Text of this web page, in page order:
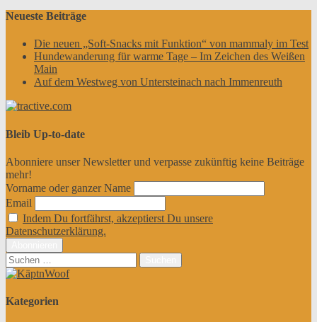
Neueste Beiträge
Die neuen „Soft-Snacks mit Funktion“ von mammaly im Test
Hundewanderung für warme Tage – Im Zeichen des Weißen
Main
Auf dem Westweg von Untersteinach nach Immenreuth
Bleib Up-to-date
Abonniere unser Newsletter und verpasse zukünftig keine Beiträge
mehr!
Vorname oder ganzer Name
Email
Indem Du fortfährst, akzeptierst Du unsere
Datenschutzerklärung.
Suchen
nach:
Kategorien